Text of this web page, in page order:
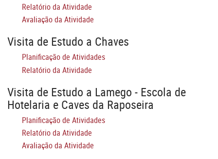
Relatório da Atividade
Avaliação da Atividade
Visita de Estudo a Chaves
Planificação de Atividades
Relatório da Atividade
Visita de Estudo a Lamego - Escola de
Hotelaria e Caves da Raposeira
Planificação de Atividades
Relatório da Atividade
Avaliação da Atividade